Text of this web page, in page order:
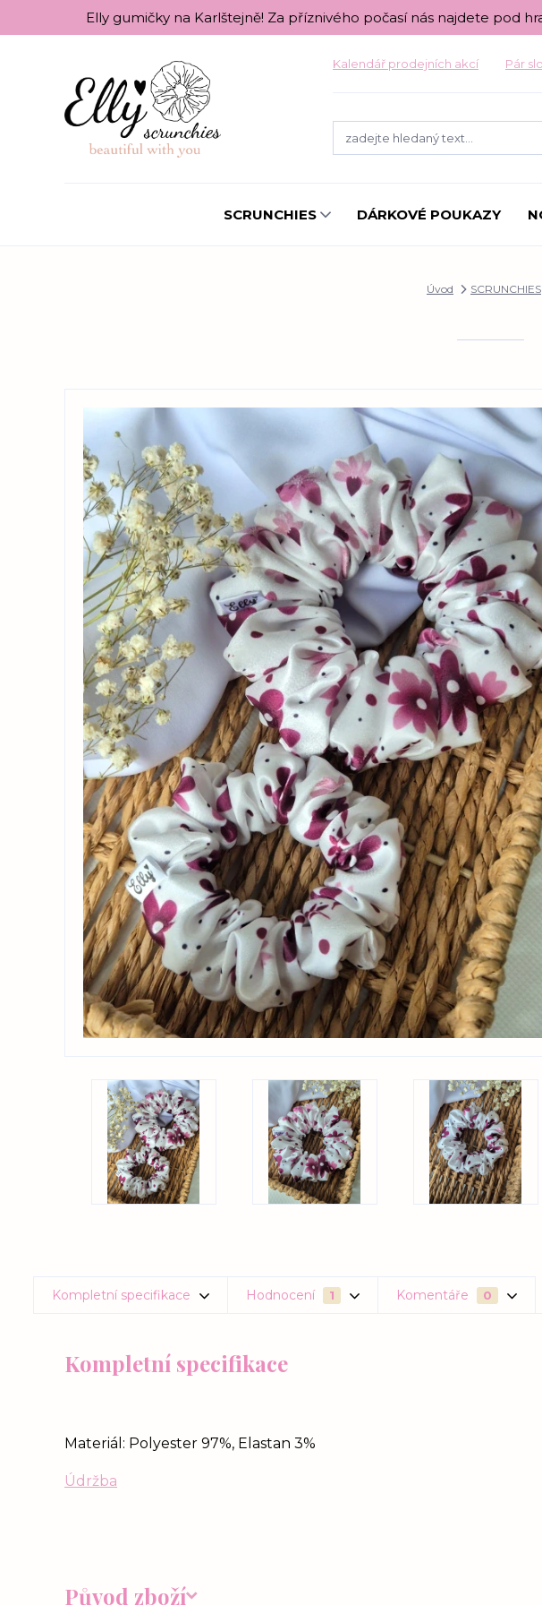
Elly gumičky na Karlštejně! Za příznivého počasí nás najdete pod
Kalendář prodejních akcí Pár
SCRUNCHIES DÁRKOVÉ POUKAZY
Úvod SCRUNCHIES
Kompletní specifikace Hodnocení 1 Komentáře 0
Kompletní specifikace
Materiál: Polyester 97%, Elastan 3%
Údržba
Původ zboží